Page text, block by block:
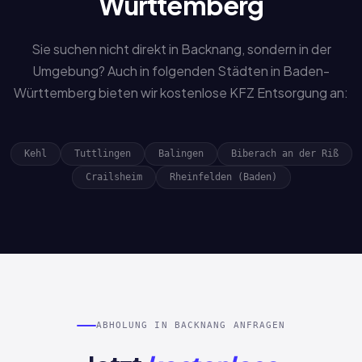
Sie suchen nicht direkt in Backnang, sondern in der
Umgebung? Auch in folgenden Städten in Baden-
Württemberg bieten wir kostenlose KFZ Entsorgung an:
Kehl Tuttlingen Balingen Biberach an der Riß
Crailsheim Rheinfelden (Baden)
ABHOLUNG IN BACKNANG ANFRAGEN